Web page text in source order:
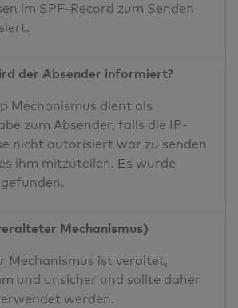
im SPF-Record zum Senden
der Absender informiert?
Mechanismus dient als
zum Absender, falls die IP-
nicht autorisiert war zu senden
ihm mitzuteilen. Es wurde
Mechanismus)
Mechanismus ist veraltet,
und unsicher und sollte daher
werden.